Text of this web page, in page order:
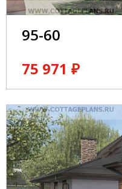
95-60
75 971 ₽